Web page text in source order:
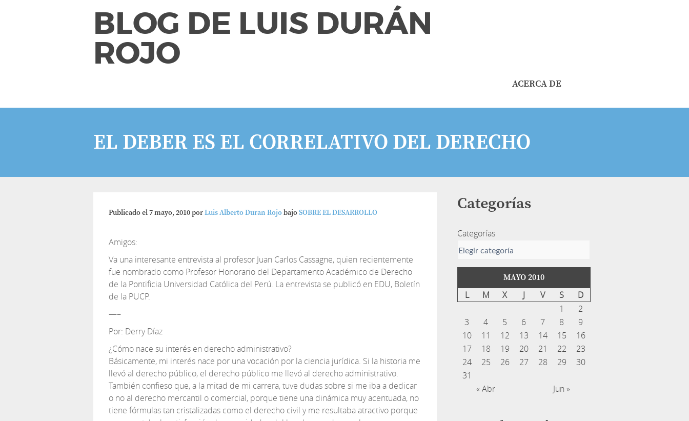
BLOG DE LUIS DURÁN
ROJO
ACERCA DE
EL DEBER ES EL CORRELATIVO DEL DERECHO
Publicado el7 mayo, 2010porLuis Alberto Duran RojobajoSOBRE EL DESARROLLO
Amigos:
Va una interesante entrevista al profesor Juan Carlos Cassagne, quien recientemente
fue nombrado como Profesor Honorario del Departamento Académico de Derecho
de la Pontificia Universidad Católica del Perú. La entrevista se publicó en EDU, Boletín
de la PUCP.
—–
Por: Derry Díaz
¿Cómo nace su interés en derecho administrativo?
Básicamente, mi interés nace por una vocación por la ciencia jurídica. Si la historia me
llevó al derecho público, el derecho público me llevó al derecho administrativo.
También confieso que, a la mitad de mi carrera, tuve dudas sobre si me iba a dedicar
o no al derecho mercantil o comercial, porque tiene una dinámica muy acentuada, no
tiene fórmulas tan cristalizadas como el derecho civil y me resultaba atractivo porque
Categorías
Categorías
MAYO 2010
L M X J V S D
« Abr Jun »
1
2
3
4 5 6 7 8
9
10
11 12 13 14 15
16
17
18 19 20 21 22
23
24
25 26 27 28 29
30
31